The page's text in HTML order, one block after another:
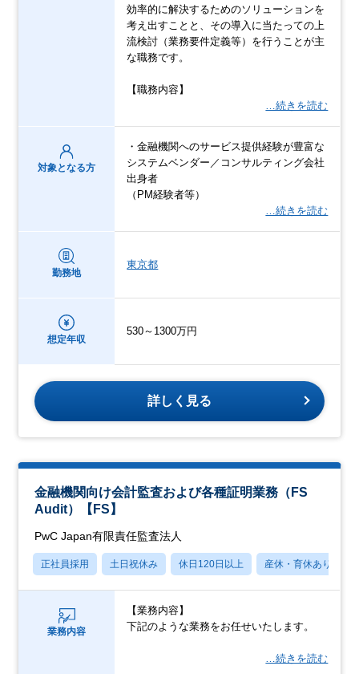
効率的に解決するためのソリューションを
考え出すことと、その導入に当たっての上
流検討（業務要件定義等）を行うことが主
な職務です。
【職務内容】
…続きを読む
対象となる方
・金融機関へのサービス提供経験が豊富な
システムベンダー／コンサルティング会社
出身者
（PM経験者等）
…続きを読む
勤務地
東京都
想定年収
530～1300万円
詳しく見る
金融機関向け会計監査および各種証明業務（FS
Audit）【FS】
PwC Japan有限責任監査法人
正社員採用 土日祝休み 休日120日以上 産休・育休あり
業務内容
【業務内容】
下記のような業務をお任せいたします。
…続きを読む